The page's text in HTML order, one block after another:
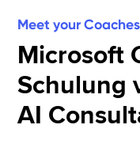
Meet your Coaches
Microsoft
Schulung
AI